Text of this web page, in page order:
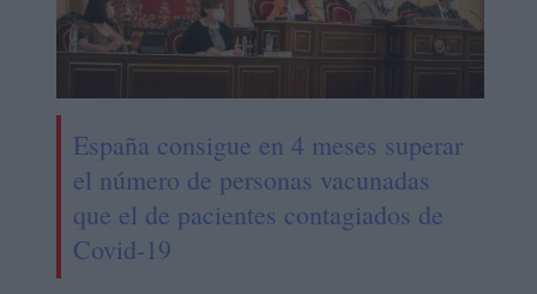
España consigue en 4 meses superar
el número de personas vacunadas
que el de pacientes contagiados de
Covid-19